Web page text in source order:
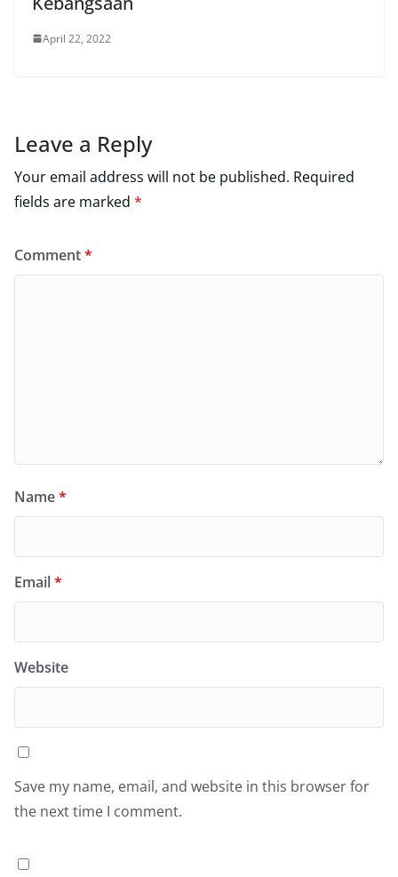
April 22, 2022
Leave a Reply
Your email address will not be published. Required
fields are marked *
Comment*
Name*
Email*
Website
Save my name, email, and website in this browser for
the next time I comment.